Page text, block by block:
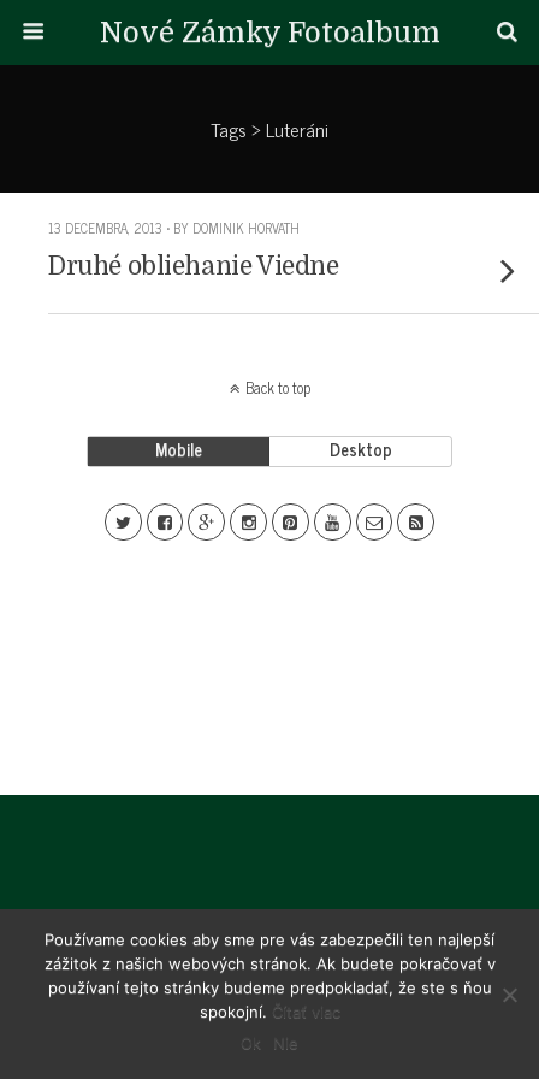
Nové Zámky Fotoalbum
Tags › Luteráni
13 DECEMBRA, 2013 • BY DOMINIK HORVATH
Druhé obliehanie Viedne
Back to top
Mobile Desktop
Používame cookies aby sme pre vás zabezpečili ten najlepší
zážitok z našich webových stránok. Ak budete pokračovať v
používaní tejto stránky budeme predpokladať, že ste s ňou
spokojní. Čítať viac
Ok
Nie